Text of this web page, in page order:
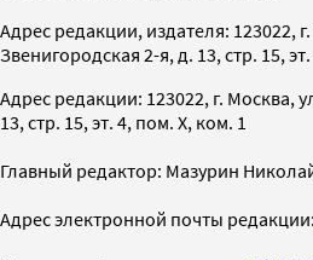
Адрес редакции, издателя: 123022,
Звенигородская 2-я, д. 13, стр. 15,
Адрес редакции: 123022, г. Москва,
13, стр. 15, эт. 4, пом. X, ком. 1
Главный редактор: Мазурин
Адрес электронной почты редакции: